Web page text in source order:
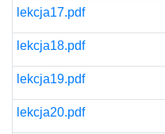
lekcja17.pdf
lekcja18.pdf
lekcja19.pdf
lekcja20.pdf